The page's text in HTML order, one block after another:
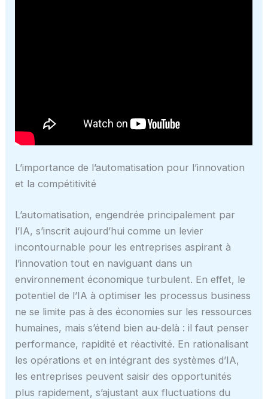
L’importance de l’automatisation pour l’innovation
et la compétitivité
L’automatisation, engendrée principalement par
l’IA, s’inscrit aujourd’hui comme un levier
incontournable pour les entreprises aspirant à
l’innovation tout en naviguant dans un
environnement économique turbulent. En effet, le
potentiel de l’IA à optimiser les processus business
ne se limite pas à des économies sur les ressources
humaines, mais s’étend bien au-delà : il faut penser
performance, rapidité et réactivité. En rationalisant
les opérations et en intégrant des systèmes d’IA,
les entreprises peuvent saisir des opportunités
plus rapidement, s’ajustant aux fluctuations du